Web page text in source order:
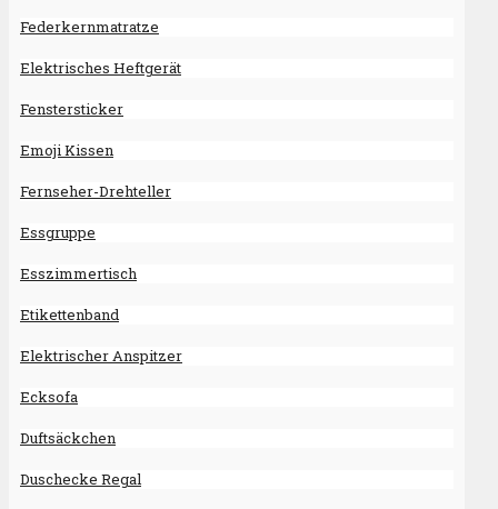
Federkernmatratze
Elektrisches Heftgerät
Fenstersticker
Emoji Kissen
Fernseher-Drehteller
Essgruppe
Esszimmertisch
Etikettenband
Elektrischer Anspitzer
Ecksofa
Duftsäckchen
Duschecke Regal